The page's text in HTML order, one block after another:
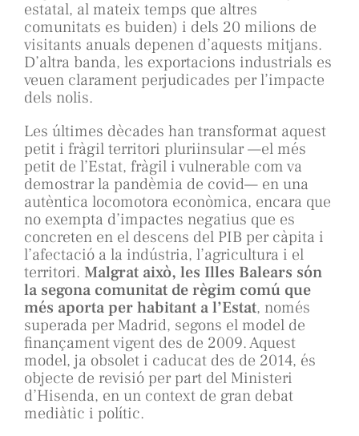
estatal, al mateix temps que altres
comunitats es buiden) i dels 20 milions de
visitants anuals depenen d’aquests mitjans.
D’altra banda, les exportacions industrials es
veuen clarament perjudicades per l’impacte
dels nolis.
Les últimes dècades han transformat aquest
petit i fràgil territori pluriinsular —el més
petit de l’Estat, fràgil i vulnerable com va
demostrar la pandèmia de covid— en una
autèntica locomotora econòmica, encara que
no exempta d’impactes negatius que es
concreten en el descens del PIB per càpita i
l’afectació a la indústria, l’agricultura i el
territori. Malgrat això, les Illes Balears són
la segona comunitat de règim comú que
més aporta per habitant a l’Estat, només
superada per Madrid, segons el model de
finançament vigent des de 2009. Aquest
model, ja obsolet i caducat des de 2014, és
objecte de revisió per part del Ministeri
d’Hisenda, en un context de gran debat
mediàtic i polític.